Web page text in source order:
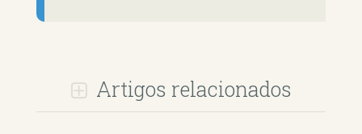
Artigos relacionados